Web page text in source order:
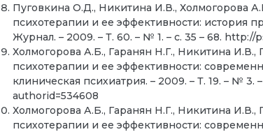
Пуговкина О.Д., Никитина И.В., Холмогорова
психотерапии и ее эффективности: история
Журнал. – 2009. – Т. 60. – № 1. – с. 35 – 68.
Холмогорова А.Б., Гаранян Н.Г., Никитина
психотерапии и ее эффективности:
клиническая психиатрия. – 2009. – Т. 19. – №
authorid=534608
Холмогорова А.Б., Гаранян Н.Г., Никитина
психотерапии и ее эффективности: